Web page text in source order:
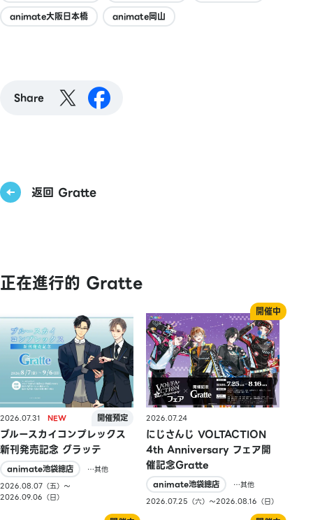
animate大阪日本橋
animate岡山
Share
返回 Gratte
正在進行的 Gratte
2026.07.31
ブルースカイコンプレックス
新刊発売記念 グラッテ
animate池袋總店
…其他
2026.08.07（五）〜
2026.09.06（日）
2026.07.24
にじさんじ VOLTACTION
4th Anniversary フェア開
催記念Gratte
animate池袋總店
…其他
2026.07.25（六）〜2026.08.16（日）